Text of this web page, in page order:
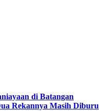
di Batangan
Rekannya Masih Diburu